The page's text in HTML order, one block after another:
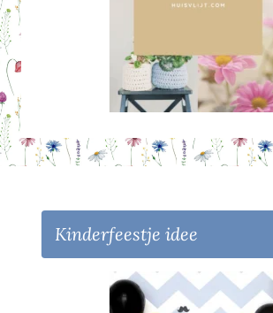
Kinderfeestje idee